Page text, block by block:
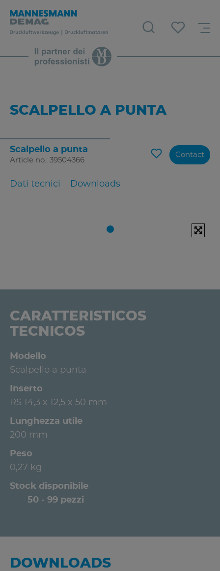
SCALPELLO A PUNTA
Scalpello a punta
Article no.: 39504366
Dati tecnici Downloads
Contact
CARATTERISTICOS
TECNICOS
Modello
Scalpello a punta
Inserto
RS 14,3 x 12,5 x 50 mm
Lunghezza utile
200 mm
Peso
0,27 kg
Stock disponibile
50 - 99 pezzi
DOWNLOADS